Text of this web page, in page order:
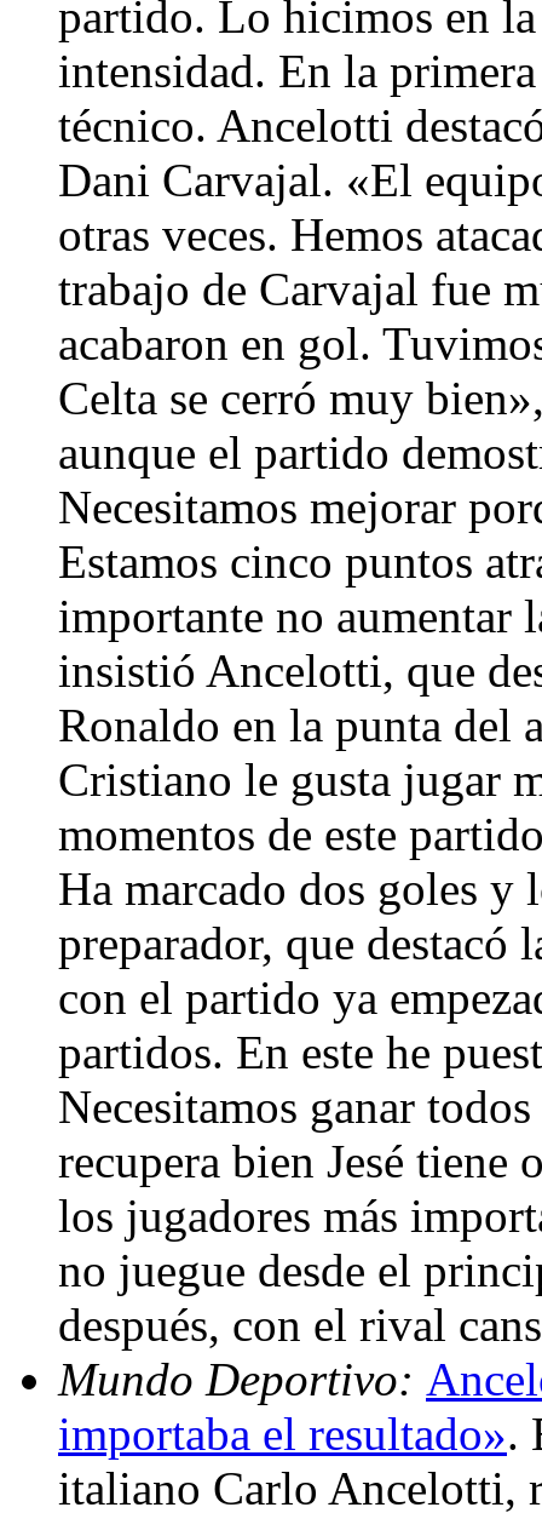
partido. Lo hicimos en la
intensidad. En la
técnico. Ancelotti
Dani Carvajal. «El
otras veces. Hemos
trabajo de Carvajal fue
acabaron en gol.
Celta se cerró muy
aunque el partido
Necesitamos mejorar
Estamos cinco puntos
importante no aumentar
insistió Ancelotti, que
Ronaldo en la punta del
Cristiano le gusta jugar
momentos de este
Ha marcado dos goles
preparador, que destacó
con el partido ya
partidos. En este he
Necesitamos ganar
recupera bien Jesé tiene
los jugadores más
no juegue desde el
después, con el rival
Mundo Deportivo:
importaba el resultado».
italiano Carlo Ancelotti,